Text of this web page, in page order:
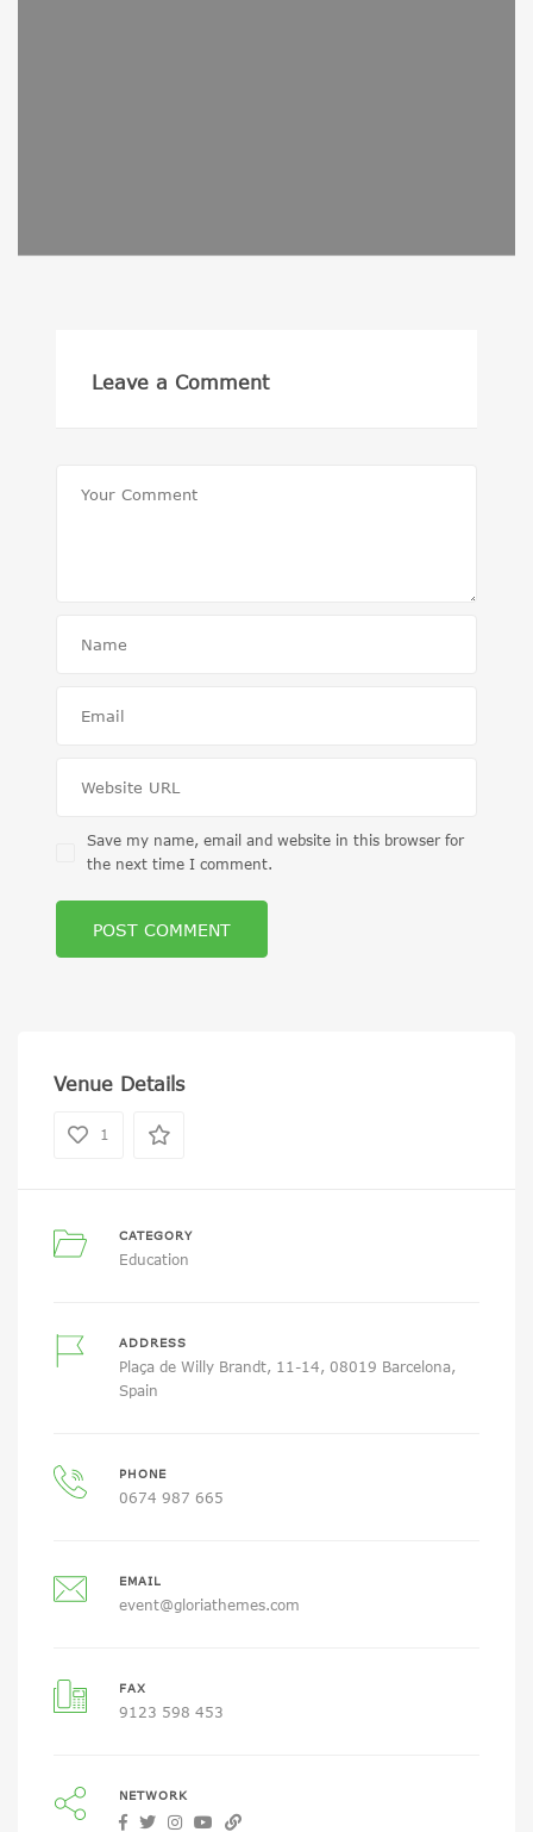
Leave a Comment
Save my name, email and website in this browser for
the next time I comment.
Venue Details
1
CATEGORY
Education
ADDRESS
Plaça de Willy Brandt, 11-14, 08019 Barcelona,
Spain
PHONE
0674 987 665
EMAIL
event@gloriathemes.com
FAX
9123 598 453
NETWORK